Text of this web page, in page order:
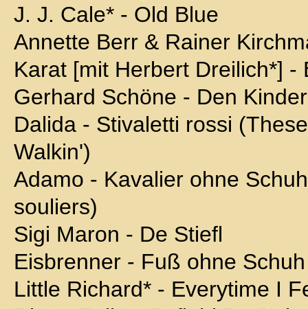
J. J. Cale* - Old Blue
Annette Berr & Rainer
Karat [mit Herbert Dreilich*] -
Gerhard Schöne - Den
Dalida - Stivaletti rossi
Walkin')
Adamo - Kavalier ohne
souliers)
Sigi Maron - De Stiefl
Eisbrenner - Fuß ohne Schuh
Little Richard* - Everytime I